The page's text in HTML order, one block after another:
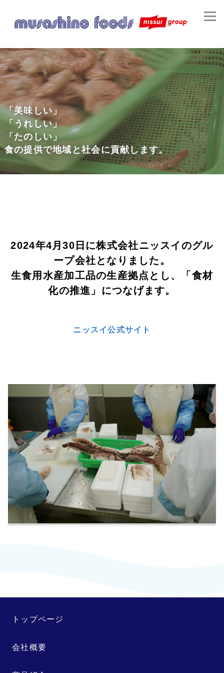
「美味しい」
「うれしい」
「たのしい」
食の提供で地域と社会に貢献します。
2024年4月30日に株式会社ニッスイのグル
ープ会社となりました。
生食用水産加工品の生産拠点とし、「食材
化の推進」につなげます。
ニッスイ公式サイト
トップページ
会社概要